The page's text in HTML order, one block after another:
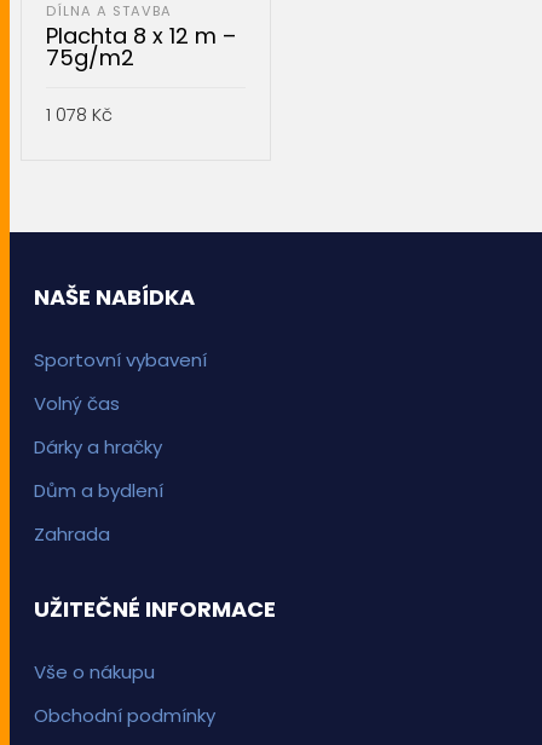
DÍLNA A STAVBA
Plachta 8 x 12 m –
75g/m2
1 078 Kč
NAŠE NABÍDKA
Sportovní vybavení
Volný čas
Dárky a hračky
Dům a bydlení
Zahrada
UŽITEČNÉ INFORMACE
Vše o nákupu
Obchodní podmínky